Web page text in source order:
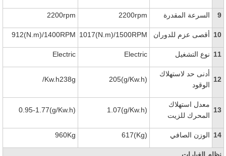
9 السرعة المقدرة 2200rpm
2200rpm
10 أقصى عزم للدوران 1017(N.m)/1500RPM
912(N.m)/1400RPM
11 نوع التشغيل Electric
Electric
12
أدنى حد لاستهلاك
الوقود
205(g/Kw.h)
238g
/Kw.h
13
معدل استهلاك
المحرك للزيت
1.07(g/Kw.h)
0.95-1.77(g/Kw.h)
14 الوزن الصافي 617(Kg)
960Kg